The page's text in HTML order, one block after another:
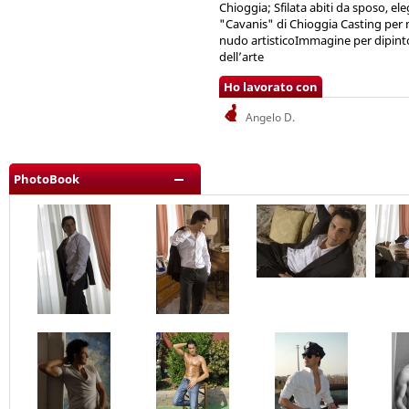
Chioggia; Sfilata abiti da sposo,
"Cavanis" di Chioggia Casting
nudo artisticoImmagine per
dell’arte
Ho lavorato con
Angelo D.
PhotoBook